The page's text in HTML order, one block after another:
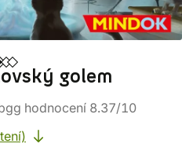
golem
hodnocení 8.37/10